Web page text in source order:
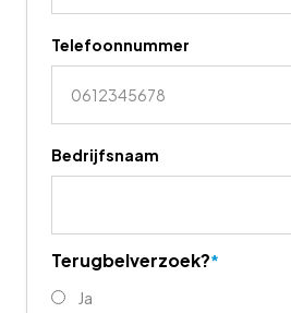
Telefoonnummer
Bedrijfsnaam
Terugbelverzoek?*
Ja